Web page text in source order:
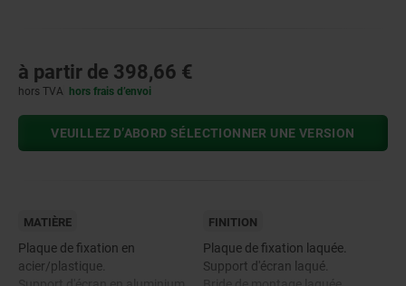
à partir de 398,66 €
hors TVA hors frais d’envoi
VEUILLEZ D’ABORD SÉLECTIONNER UNE VERSION
MATIÈRE
Plaque de fixation en
acier/plastique.
FINITION
Plaque de fixation laquée.
Support d'écran laqué.